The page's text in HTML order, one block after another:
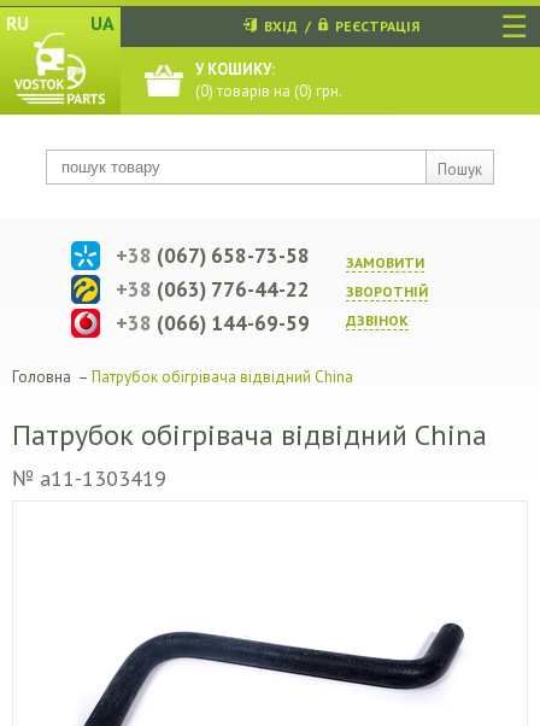
☰
RU UA
Пошук
ВХІД / РЕЄСТРАЦІЯ
У КОШИКУ:
(0) товарів на (0) грн.
ЗАМОВИТИ
ЗВОРОТНIЙ
ДЗВIНОК
+38 (067) 658-73-58
+38 (063) 776-44-22
+38 (066) 144-69-59
Головна – Патрубок обігрівача відвідний China
Патрубок обігрівача відвідний China
№ a11-1303419